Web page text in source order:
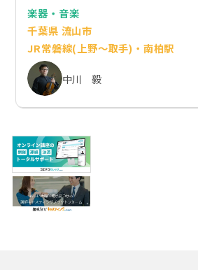
楽器・音楽
千葉県 流山市
JR常磐線(上野～取手)・南柏駅
中川 毅